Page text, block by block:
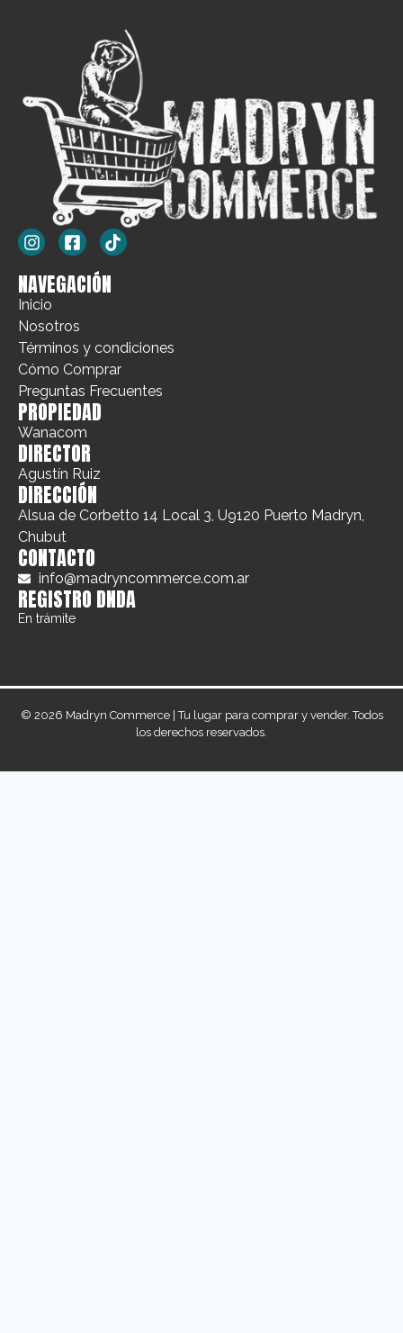
NAVEGACIÓN
Inicio
Nosotros
Términos y condiciones
Cómo Comprar
Preguntas Frecuentes
PROPIEDAD
Wanacom
DIRECTOR
Agustín Ruiz
DIRECCIÓN
Alsua de Corbetto 14 Local 3, U9120 Puerto Madryn,
Chubut
CONTACTO
info@madryncommerce.com.ar
REGISTRO DNDA
En trámite
© 2026 Madryn Commerce | Tu lugar para comprar y vender. Todos
los derechos reservados.